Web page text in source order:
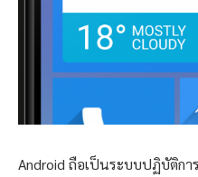
Android ถือเป็นระบบปฏิบัติก